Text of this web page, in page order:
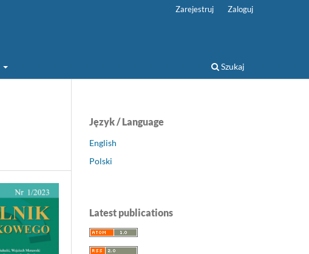
Szukaj
Zarejestruj Zaloguj
Język / Language
English
Polski
Latest publications